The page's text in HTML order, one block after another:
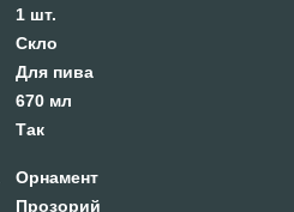
1 шт.
Скло
Для пива
670 мл
Так
Орнамент
Прозорий